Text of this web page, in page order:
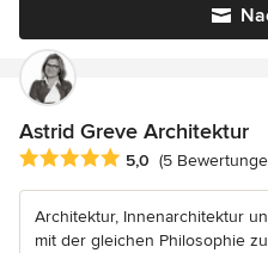
Astrid Greve Architektur
Durchschnittliche Bewertung:
5,0 (5
Architektur, Innenarchitektur
mit der gleichen Philosophie